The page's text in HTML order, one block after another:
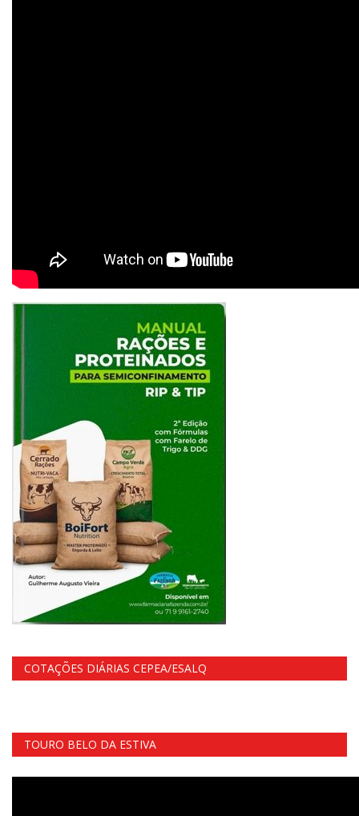
COTAÇÕES DIÁRIAS CEPEA/ESALQ
TOURO BELO DA ESTIVA